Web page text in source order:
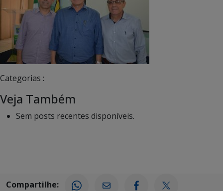
Categorias :
Veja Também
Sem posts recentes disponíveis.
Compartilhe: